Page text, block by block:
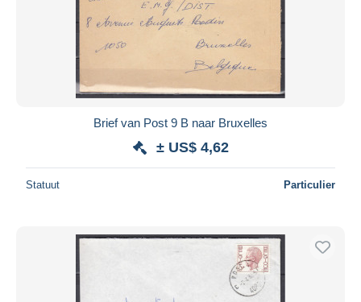
Brief van Post 9 B naar Bruxelles
± US$ 4,62
Statuut Particulier